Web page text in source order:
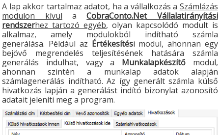
A lap akkor tartalmaz adatot, ha a vállalkozás a Számlázás
modulon kívül aCobraConto.Net Vállalatirányítási
rendszerhez tartozó egyéb, olyan kapcsolódó modult is
alkalmaz, amely modulokból indítható számla
generálása. Például az Értékesítési modul, ahonnan egy
bejövő megrendelés teljesítésének hatására számla
generálás indulhat, vagy a Munkalapkészítőmodul,
ahonnan szintén a munkalap adatok alapján
számlagenerálás indítható. Az így generált számla külső
hivatkozás lapján a generálást indító bizonylat azonosító
adatait jeleníti meg a program.